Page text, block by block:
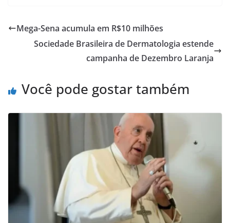
s
A
e
b
k
l e
Mega-Sena acumula em R$10 milhões
Sociedade Brasileira de Dermatologia estende
campanha de Dezembro Laranja
Você pode gostar também